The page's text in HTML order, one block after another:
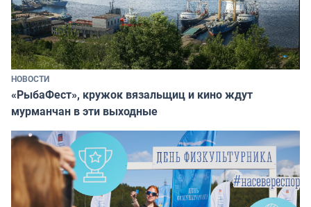
НОВОСТИ
«РыбаФест», кружок вязальщиц и кино ждут
мурманчан в эти выходные